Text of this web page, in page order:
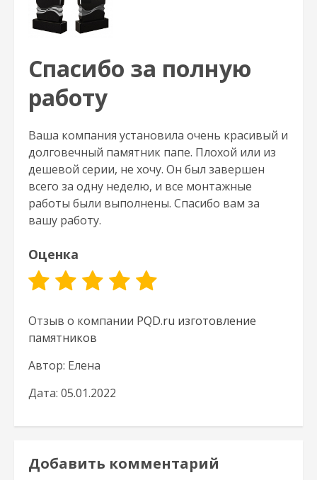
Спасибо за полную
работу
Ваша компания установила очень красивый и
долговечный памятник папе. Плохой или из
дешевой серии, не хочу. Он был завершен
всего за одну неделю, и все монтажные
работы были выполнены. Спасибо вам за
вашу работу.
Оценка
Отзыв о компании PQD.ru изготовление
памятников
Автор: Елена
Дата: 05.01.2022
Добавить комментарий